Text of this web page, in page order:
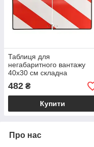
Таблиця для
негабаритного вантажу
40х30 см складна
482 ₴
Купити
Про нас